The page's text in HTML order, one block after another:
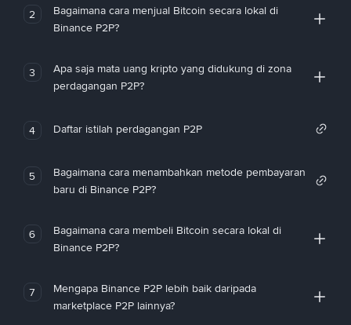
2
Bagaimana cara menjual Bitcoin secara lokal di
Binance P2P?
3
Apa saja mata uang kripto yang didukung di zona
perdagangan P2P?
4 Daftar istilah perdagangan P2P
5
Bagaimana cara menambahkan metode pembayaran
baru di Binance P2P?
6
Bagaimana cara membeli Bitcoin secara lokal di
Binance P2P?
7
Mengapa Binance P2P lebih baik daripada
marketplace P2P lainnya?